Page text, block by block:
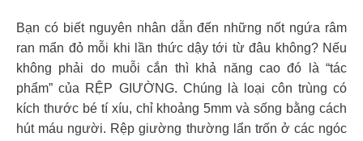
Bạn có biết nguyên nhân dẫn đến những nốt ngứa râm
ran mẩn đỏ mỗi khi lần thức dậy tới từ đâu không? Nếu
không phải do muỗi cắn thì khả năng cao đó là “tác
phẩm” của RỆP GIƯỜNG. Chúng là loại côn trùng có
kích thước bé tí xíu, chỉ khoảng 5mm và sống bằng cách
hút máu người. Rệp giường thường lẩn trốn ở các ngóc